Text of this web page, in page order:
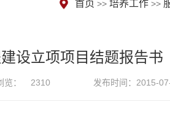
首页 >> 培养工作 >>
设立项项目结题报告书
览： 2310 发布时间：2015-